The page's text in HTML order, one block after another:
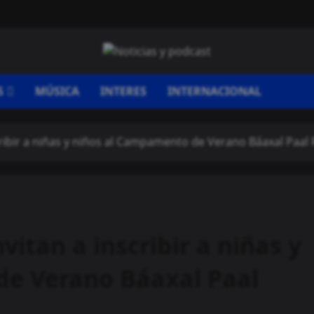
MÚSICA INTERES INTERNACIONAL
a niñas y niños al Campamento de Verano Báaxal Paal